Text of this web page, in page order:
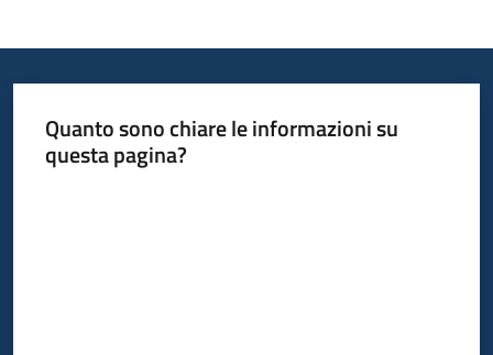
Quanto sono chiare le informazioni su
questa pagina?